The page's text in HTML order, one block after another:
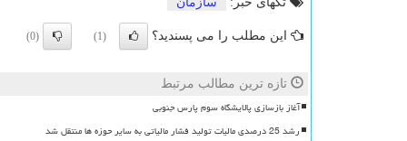
این مطلب را می پسندید؟ (1)
(0)
تازه ترین مطالب مرتبط
آغاز بازسازی پالایشگاه سوم پارس جنوبی
رشد 25 درصدی مالیات تولید فشار مالیاتی به سایر حوزه ها منتقل شد